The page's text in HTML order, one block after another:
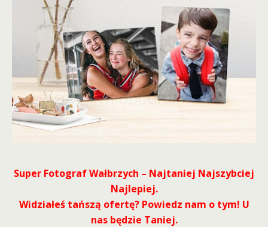
Super Fotograf Wałbrzych – Najtaniej Najszybciej
Najlepiej.
Widziałeś tańszą ofertę? Powiedz nam o tym! U
nas będzie Taniej.